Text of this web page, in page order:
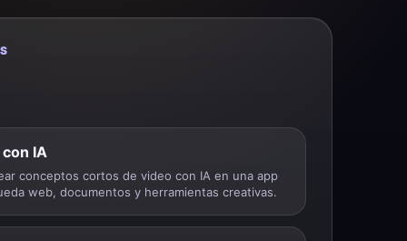
IA
conceptos cortos de video con IA en una app
web, documentos y herramientas creativas.